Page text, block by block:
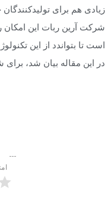
زیادی هم برای
شرکت آرین ربات این
است تا بتواندد از این
در این مقاله بیان شد، برای